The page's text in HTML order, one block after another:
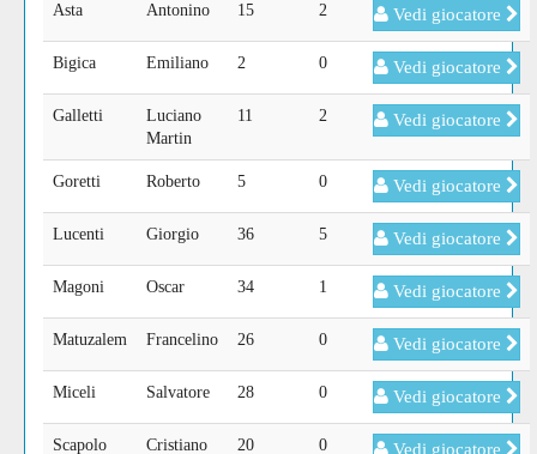
Asta Antonino 15 2 Vedi giocatore
Bigica Emiliano 2 0 Vedi giocatore
Galletti
Luciano
Martin
11 2 Vedi giocatore
Goretti Roberto 5 0 Vedi giocatore
Lucenti Giorgio 36 5 Vedi giocatore
Magoni Oscar 34 1 Vedi giocatore
Matuzalem Francelino 26 0 Vedi giocatore
Miceli Salvatore 28 0 Vedi giocatore
Scapolo Cristiano 20 0 Vedi giocatore